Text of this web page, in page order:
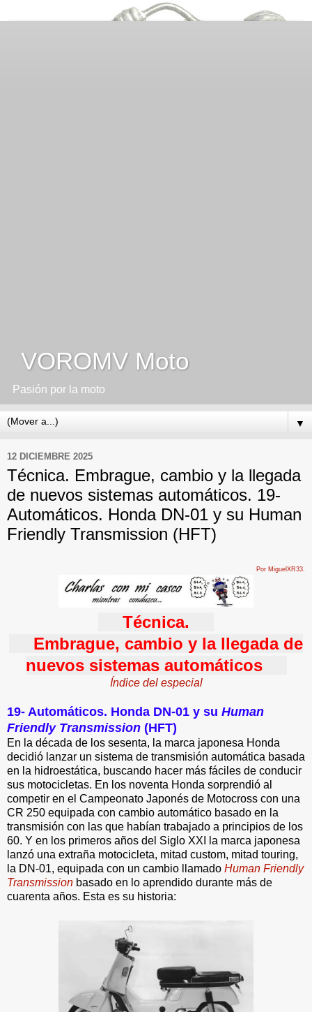
VOROMV Moto
Pasión por la moto
▼
12 DICIEMBRE 2025
Técnica. Embrague, cambio y la llegada
de nuevos sistemas automáticos. 19-
Automáticos. Honda DN-01 y su Human
Friendly Transmission (HFT)
Por MiguelXR33.
Técnica.
Embrague, cambio y la llegada de
nuevos sistemas automáticos
Índice del especial
19- Automáticos. Honda DN-01 y su Human
Friendly Transmission (HFT)
En la década de los sesenta, la marca japonesa Honda
decidió lanzar un sistema de transmisión automática basada
en la hidroestática, buscando hacer más fáciles de conducir
sus motocicletas. En los noventa Honda sorprendió al
competir en el Campeonato Japonés de Motocross con una
CR 250 equipada con cambio automático basado en la
transmisión con las que habían trabajado a principios de los
60. Y en los primeros años del Siglo XXI la marca japonesa
lanzó una extraña motocicleta, mitad custom, mitad touring,
la DN-01, equipada con un cambio llamado Human Friendly
Transmission basado en lo aprendido durante más de
cuarenta años. Esta es su historia: